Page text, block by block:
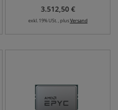
3.512,50 €
exkl. 19% USt. , plusVersand